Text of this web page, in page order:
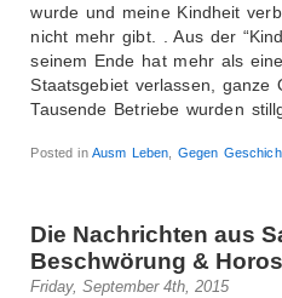
wurde und meine Kindheit
nicht mehr gibt. . Aus der
seinem Ende hat mehr als
Staatsgebiet verlassen, ganze
Tausende Betriebe wurden
Posted inAusm Leben Gegen
Die Nachrichten aus
Beschwörung &
Friday, September 4th, 2015